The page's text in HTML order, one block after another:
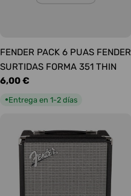
FENDER PACK 6 PUAS FENDER
SURTIDAS FORMA 351 THIN
Precio
6,00 €
●Entrega en 1-2 días